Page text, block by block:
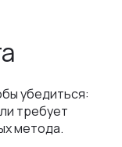
убедиться:
требует
метода.